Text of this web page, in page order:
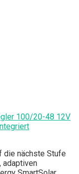
100/20-48 12V
die nächste Stufe
adaptiven